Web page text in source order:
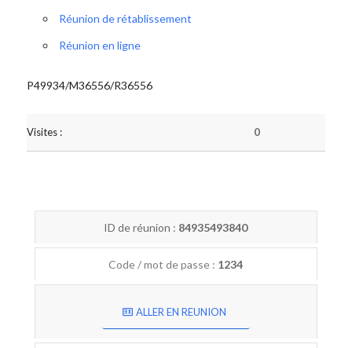
Réunion de rétablissement
Réunion en ligne
P49934/M36556/R36556
Visites : 0
ID de réunion : 84935493840
Code / mot de passe : 1234
ALLER EN REUNION